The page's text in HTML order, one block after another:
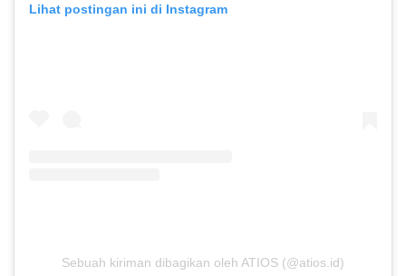
Lihat postingan ini di Instagram
Sebuah kiriman dibagikan oleh ATIOS (@atios.id)